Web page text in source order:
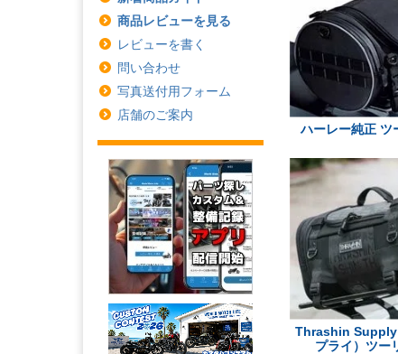
商品レビューを見る
レビューを書く
問い合わせ
写真送付用フォーム
店舗のご案内
ハーレー純正 ツ
Thrashin Supply
プライ）ツー